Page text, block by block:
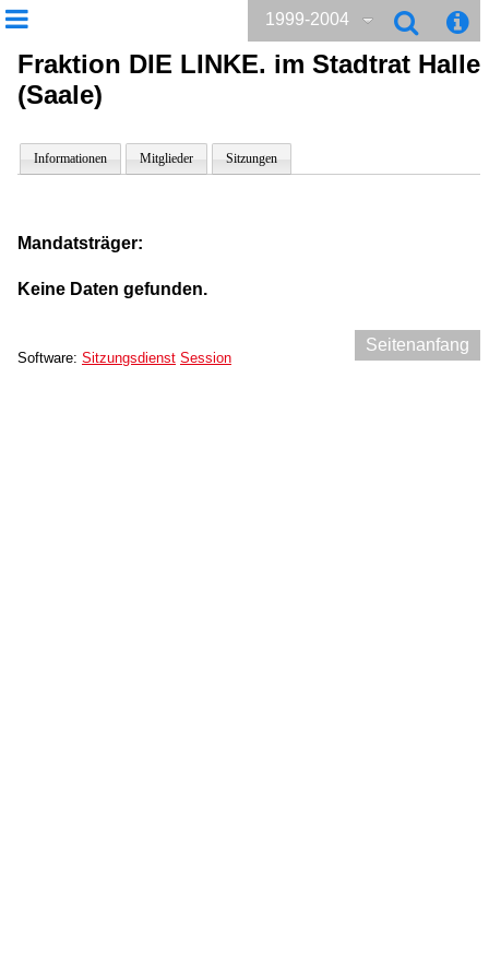
1999-2004
Fraktion DIE LINKE. im Stadtrat Halle
(Saale)
Informationen Mitglieder Sitzungen
Mandatsträger:
Keine Daten gefunden.
Seitenanfang
Software: Sitzungsdienst Session